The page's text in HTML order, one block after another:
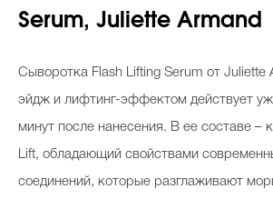
Serum, Juliette Armand
Сыворотка Flash Lifting Serum от Juliette
эйдж и лифтинг-эффектом действует
минут после нанесения. В ее составе –
Lift, обладающий свойствами
соединений, которые разглаживают